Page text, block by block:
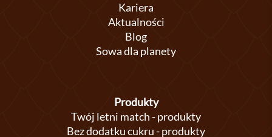
Kariera
Aktualności
Blog
Sowa dla planety
Produkty
Twój letni match - produkty
Bez dodatku cukru - produkty